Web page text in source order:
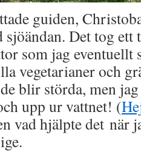
guiden,
sjöändan. Det tog ett
som jag eventuellt
vegetarianer och
blir störda, men
upp ur vattnet! (
vad hjälpte det när